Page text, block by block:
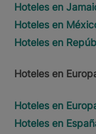
Hoteles en
Hoteles en
Hoteles en
Hoteles en
Hoteles en
Hoteles en